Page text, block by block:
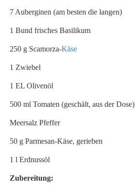
7 Auberginen (am besten die langen)
1 Bund frisches Basilikum
250 g Scamorza-Käse
1 Zwiebel
1 EL Olivenöl
500 ml Tomaten (geschält, aus der Dose)
Meersalz Pfeffer
50 g Parmesan-Käse, gerieben
1 l Erdnussöl
Zubereitung: